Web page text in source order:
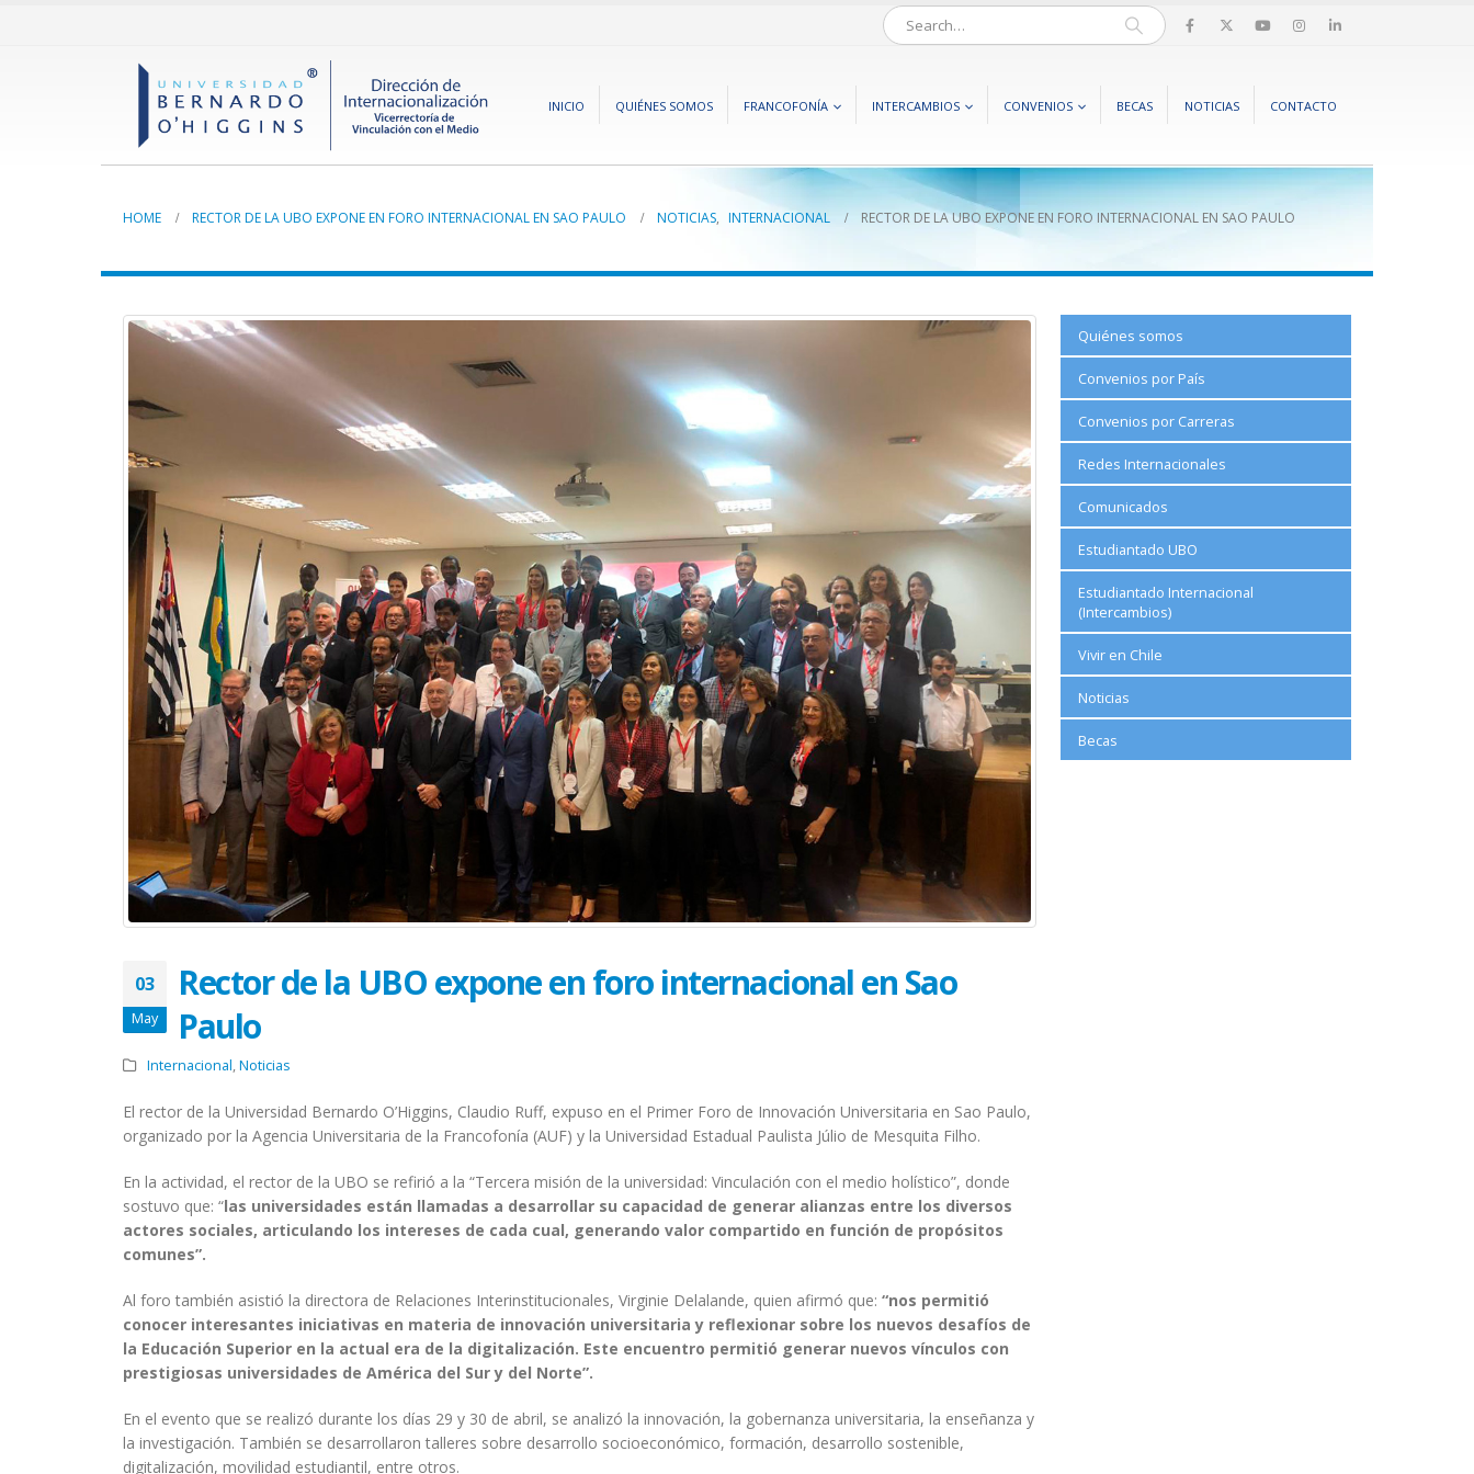
INICIO QUIÉNES SOMOS FRANCOFONÍA INTERCAMBIOS CONVENIOS BECAS NOTICIAS CONTACTO
HOME RECTOR DE LA UBO EXPONE EN FORO INTERNACIONAL EN SAO PAULO NOTICIAS, INTERNACIONAL RECTOR DE LA UBO EXPONE EN FORO INTERNACIONAL EN SAO PAULO
03
May
Rector de la UBO expone en foro internacional en Sao
Paulo
Internacional,Noticias
El rector de la Universidad Bernardo O’Higgins, Claudio Ruff, expuso en el Primer Foro de Innovación Universitaria en Sao Paulo,
organizado por la Agencia Universitaria de la Francofonía (AUF) y la Universidad Estadual Paulista Júlio de Mesquita Filho.
En la actividad, el rector de la UBO se refirió a la “Tercera misión de la universidad: Vinculación con el medio holístico”, donde
sostuvo que: “las universidades están llamadas a desarrollar su capacidad de generar alianzas entre los diversos
actores sociales, articulando los intereses de cada cual, generando valor compartido en función de propósitos
comunes”.
Al foro también asistió la directora de Relaciones Interinstitucionales, Virginie Delalande, quien afirmó que: “nos permitió
conocer interesantes iniciativas en materia de innovación universitaria y reflexionar sobre los nuevos desafíos de
la Educación Superior en la actual era de la digitalización. Este encuentro permitió generar nuevos vínculos con
prestigiosas universidades de América del Sur y del Norte”.
En el evento que se realizó durante los días 29 y 30 de abril, se analizó la innovación, la gobernanza universitaria, la enseñanza y
la investigación. También se desarrollaron talleres sobre desarrollo socioeconómico, formación, desarrollo sostenible,
digitalización, movilidad estudiantil, entre otros.
Quiénes somos
Convenios por País
Convenios por Carreras
Redes Internacionales
Comunicados
Estudiantado UBO
Estudiantado Internacional
(Intercambios)
Vivir en Chile
Noticias
Becas